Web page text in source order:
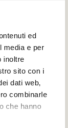
ed
media e per
inoltre
sito con i
dati web,
combinarle
che hanno